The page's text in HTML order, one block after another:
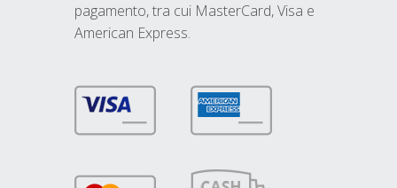
pagamento, tra cui MasterCard, Visa e
American Express.